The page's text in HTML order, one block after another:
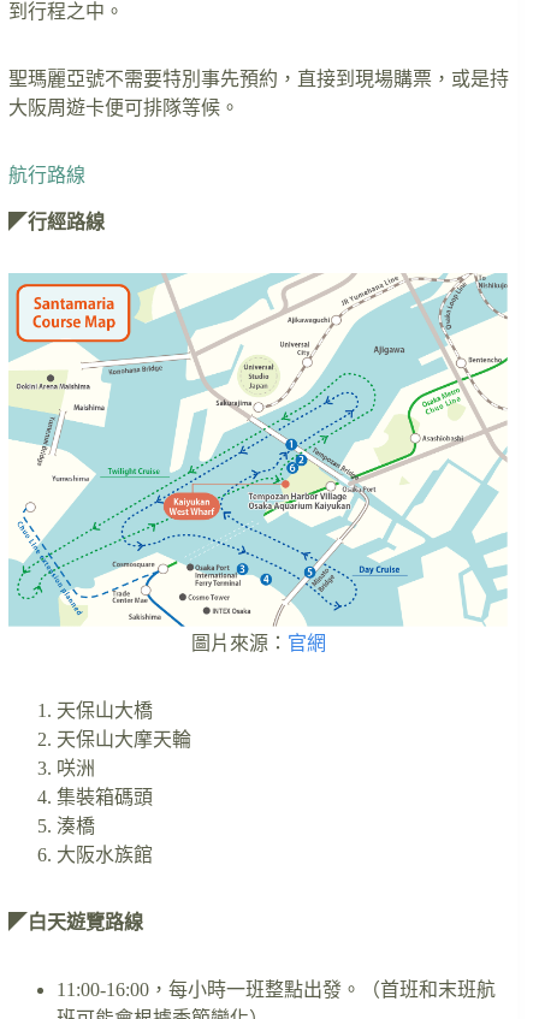
到行程之中。
聖瑪麗亞號不需要特別事先預約，直接到現場購票，或是持
大阪周遊卡便可排隊等候。
航行路線
◤行經路線
圖片來源： 官網
天保山大橋
天保山大摩天輪
咲洲
集裝箱碼頭
湊橋
大阪水族館
◤ 白天遊覽路線
11:00-16:00，每小時一班整點出發。（首班和末班航